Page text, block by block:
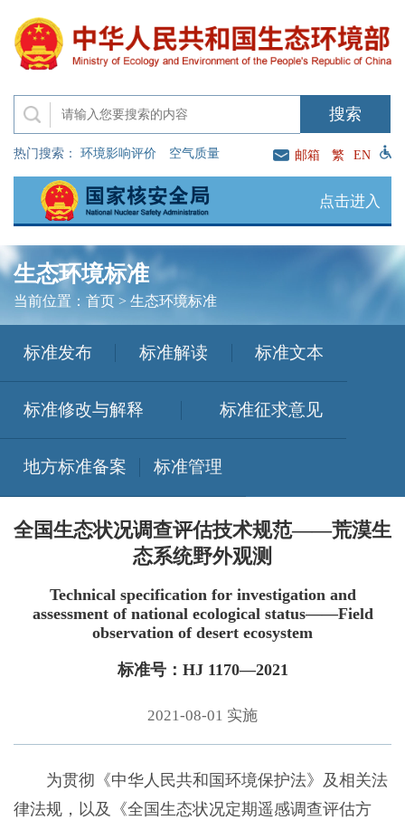
热门搜索： 环境影响评价 空气质量 邮箱 繁 EN
点击进入
生态环境标准
当前位置： 首页> 生态环境标准
标准发布 标准解读 标准文本
标准修改与解释 标准征求意见
地方标准备案 标准管理
全国生态状况调查评估技术规范——荒漠生
态系统野外观测
Technical specification for investigation and
assessment of national ecological status——Field
observation of desert ecosystem
标准号：HJ 1170—2021
2021-08-01 实施
为贯彻《中华人民共和国环境保护法》及相关法
律法规，以及《全国生态状况定期遥感调查评估方